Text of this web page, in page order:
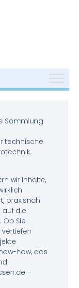
Sammlung
technische
wir Inhalte,
praxisnah
auf die
Sie
vertiefen
how, das
–